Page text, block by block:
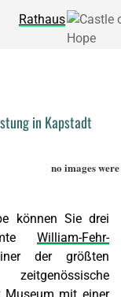
Rathaus
in Kapstadt
no images
können Sie drei
William-Fehr-
der größten